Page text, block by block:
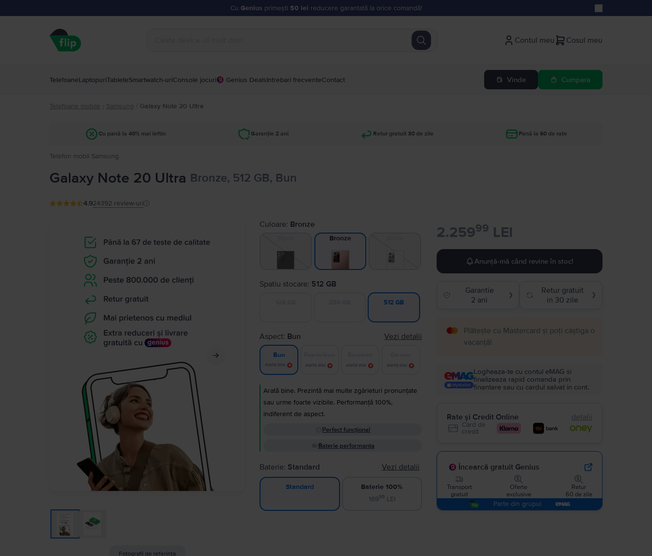
Cu Genius primești 50 lei reducere garantată la orice comandă!
Contul meu Cosul meu
TelefoaneLaptopuriTableteSmartwatch-uriConsole jocuri Genius DealsIntrebari frecventeContact Vinde Cumpara
Telefoane mobile / Samsung / Galaxy Note 20 Ultra
Cu până la 40% mai ieftin Garanție 2 ani Retur gratuit 30 de zile Până la 60 de rate
Telefon mobil Samsung
Galaxy Note 20 Ultra Bronze, 512 GB, Bun
4.924392 review-uri
Fotografii de referinta
Culoare: Bronze
Bronze
Spatiu stocare: 512 GB
512 GB
Aspect: Bun Vezi detalii
Bun
Alertă stoc Alertă stoc Alertă stoc Alertă stoc
Arată bine. Prezintă mai multe zgârieturi pronunțate
sau urme foarte vizibile. Performanță 100%,
indiferent de aspect.
Perfect funcțional
Baterie performanta
Baterie: Standard Vezi detalii
Standard
Baterie 100%
16999LEI
2.25999 LEI
Anunță-mă când revine în stoc!
Garantie
2 ani
❯
Retur gratuit
in 30 zile
❯
Plătește cu Mastercard și poți câștiga o
vacanță!
Logheaza-te cu contul eMAG si
finalizeaza rapid comanda prin
finantare sau cu cardul salvat in cont.
Rate și Credit Online detalii
Card de
credit
Încearcă gratuit Genius
Transport
gratuit
Oferte
exclusive
Retur
60 de zile
Parte din grupul